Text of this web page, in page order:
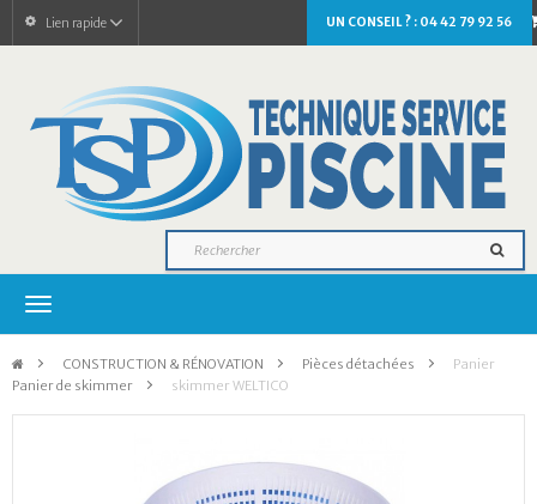
UN CONSEIL ? : 04 42 79 92 56
Lien rapide
Navigation
> CONSTRUCTION & RÉNOVATION > Pièces détachées
>
Panier de skimmer
>
Panier
skimmer WELTICO